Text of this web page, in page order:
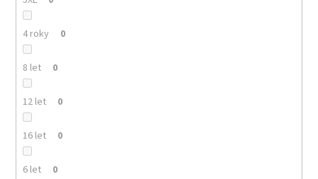
4 roky 0
8 let 0
12 let 0
16 let 0
6 let 0